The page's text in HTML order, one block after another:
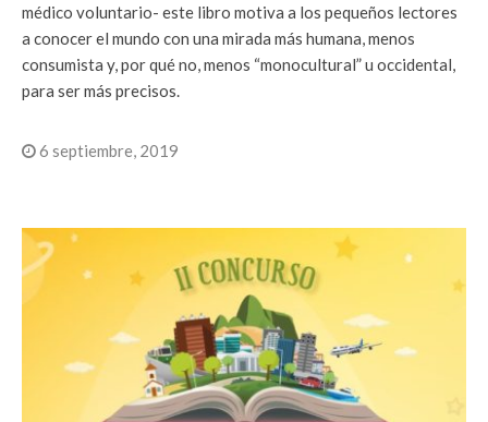
médico voluntario- este libro motiva a los pequeños lectores
a conocer el mundo con una mirada más humana, menos
consumista y, por qué no, menos “monocultural” u occidental,
para ser más precisos.
6 septiembre, 2019